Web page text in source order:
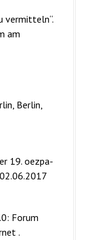
vermitteln“.
am
Berlin,
19. oezpa-
Forum
.